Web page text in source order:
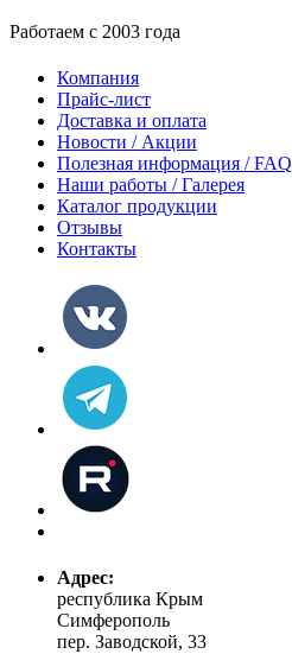
Работаем с 2003 года
Компания
Прайс-лист
Доставка и оплата
Новости / Акции
Полезная информация / FAQ
Наши работы / Галерея
Каталог продукции
Отзывы
Контакты
Адрес:
республика Крым
Симферополь
пер. Заводской, 33